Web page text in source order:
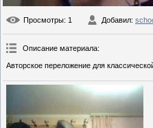
Просмотры: 1 Добавил:
Описание материала:
Авторское переложение для